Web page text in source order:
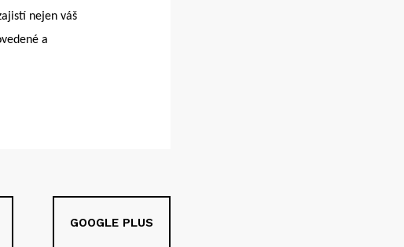
nejen váš
a
GOOGLE PLUS